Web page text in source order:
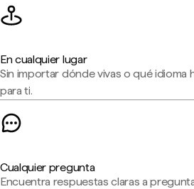
En cualquier lugar
Sin importar dónde vivas o qué idioma
para ti.
Cualquier pregunta
Encuentra respuestas claras a